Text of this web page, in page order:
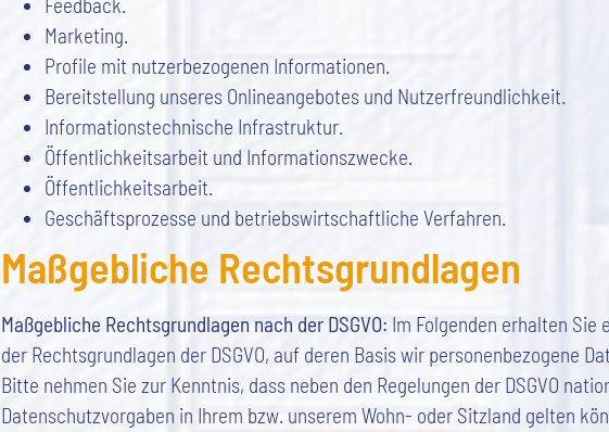
Marketing.
Profile mit nutzerbezogenen Informationen.
Bereitstellung unseres Onlineangebotes und Nutzerfreundlichkeit.
Informationstechnische Infrastruktur.
Öffentlichkeitsarbeit und Informationszwecke.
Öffentlichkeitsarbeit.
Geschäftsprozesse und betriebswirtschaftliche Verfahren.
Maßgebliche Rechtsgrundlagen
Maßgebliche Rechtsgrundlagen nach der DSGVO: Im Folgenden erhalten Sie
der Rechtsgrundlagen der DSGVO, auf deren Basis wir personenbezogene
Bitte nehmen Sie zur Kenntnis, dass neben den Regelungen der DSGVO
Datenschutzvorgaben in Ihrem bzw. unserem Wohn- oder Sitzland gelten